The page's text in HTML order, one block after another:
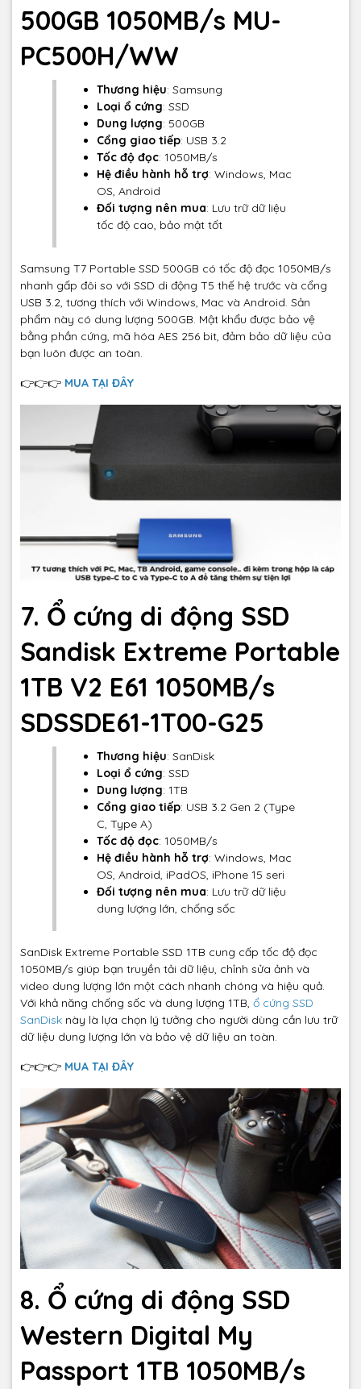
500GB 1050MB/s MU-
PC500H/WW
Thương hiệu: Samsung
Loại ổ cứng: SSD
Dung lượng: 500GB
Cổng giao tiếp: USB 3.2
Tốc độ đọc: 1050MB/s
Hệ điều hành hỗ trợ: Windows, Mac
OS, Android
Đối tượng nên mua: Lưu trữ dữ liệu
tốc độ cao, bảo mật tốt
Samsung T7 Portable SSD 500GB có tốc độ đọc 1050MB/s
nhanh gấp đôi so với SSD di động T5 thế hệ trước và cổng
USB 3.2, tương thích với Windows, Mac và Android. Sản
phẩm này có dung lượng 500GB. Mật khẩu được bảo vệ
bằng phần cứng, mã hóa AES 256 bit, đảm bảo dữ liệu của
bạn luôn được an toàn.
👉👉👉 MUA TẠI ĐÂY
7. Ổ cứng di động SSD
Sandisk Extreme Portable
1TB V2 E61 1050MB/s
SDSSDE61-1T00-G25
Thương hiệu: SanDisk
Loại ổ cứng: SSD
Dung lượng: 1TB
Cổng giao tiếp: USB 3.2 Gen 2 (Type
C, Type A)
Tốc độ đọc: 1050MB/s
Hệ điều hành hỗ trợ: Windows, Mac
OS, Android, iPadOS, iPhone 15 seri
Đối tượng nên mua: Lưu trữ dữ liệu
dung lượng lớn, chống sốc
SanDisk Extreme Portable SSD 1TB cung cấp tốc độ đọc
1050MB/s giúp bạn truyền tải dữ liệu, chỉnh sửa ảnh và
video dung lượng lớn một cách nhanh chóng và hiệu quả.
Với khả năng chống sốc và dung lượng 1TB, ổ cứng SSD
SanDisk này là lựa chọn lý tưởng cho người dùng cần lưu trữ
dữ liệu dung lượng lớn và bảo vệ dữ liệu an toàn.
👉👉👉 MUA TẠI ĐÂY
8. Ổ cứng di động SSD
Western Digital My
Passport 1TB 1050MB/s